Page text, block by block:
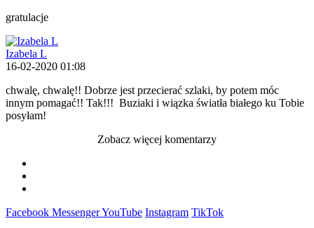
gratulacje
Izabela L
16-02-2020 01:08
chwalę, chwalę!! Dobrze jest przecierać szlaki, by potem móc
innym pomagać!! Tak!!! Buziaki i wiązka światła białego ku Tobie
posyłam!
Zobacz więcej komentarzy
Facebook MessengerYouTube Instagram TikTok